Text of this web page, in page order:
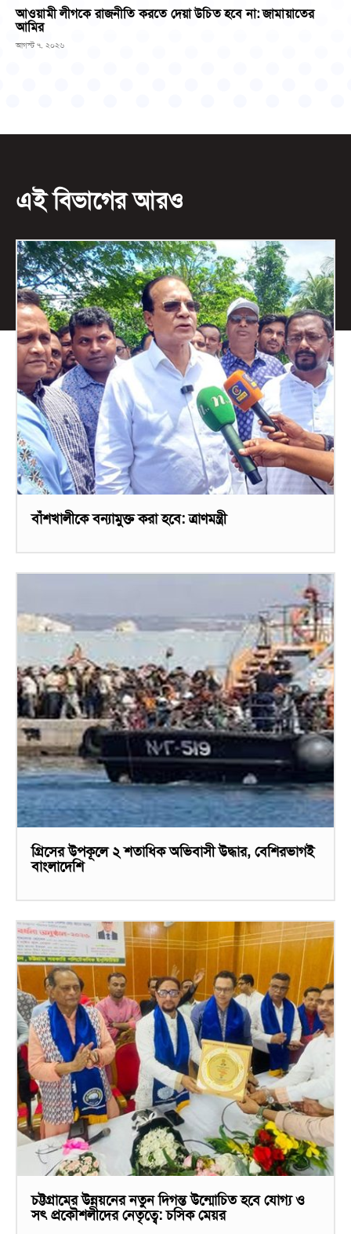
আওয়ামী লীগকে রাজনীতি করতে দেয়া উচিত হবে না: জামায়াতের
আমির
আগস্ট ৭, ২০২৬
এই বিভাগের আরও
বাঁশখালীকে বন্যামুক্ত করা হবে: ত্রাণমন্ত্রী
গ্রিসের উপকূলে ২ শতাধিক অভিবাসী উদ্ধার, বেশিরভাগই
বাংলাদেশি
চট্টগ্রামের উন্নয়নের নতুন দিগন্ত উন্মোচিত হবে যোগ্য ও
সৎ প্রকৌশলীদের নেতৃত্বে: চসিক মেয়র